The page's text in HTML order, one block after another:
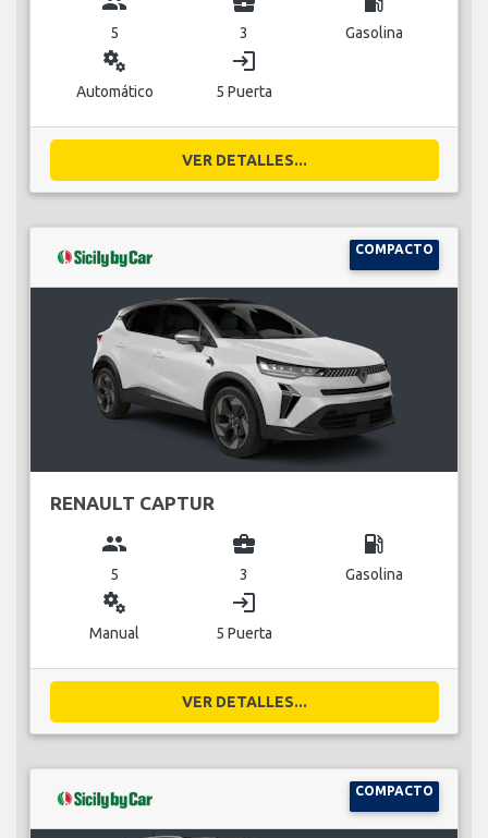
5 3 Gasolina
miscellaneous_services
Automático
login
5 Puerta
VER DETALLES...
COMPACTO
RENAULT CAPTUR
group
5
business_center
3
local_gas_station
Gasolina
miscellaneous_services
Manual
login
5 Puerta
VER DETALLES...
COMPACTO